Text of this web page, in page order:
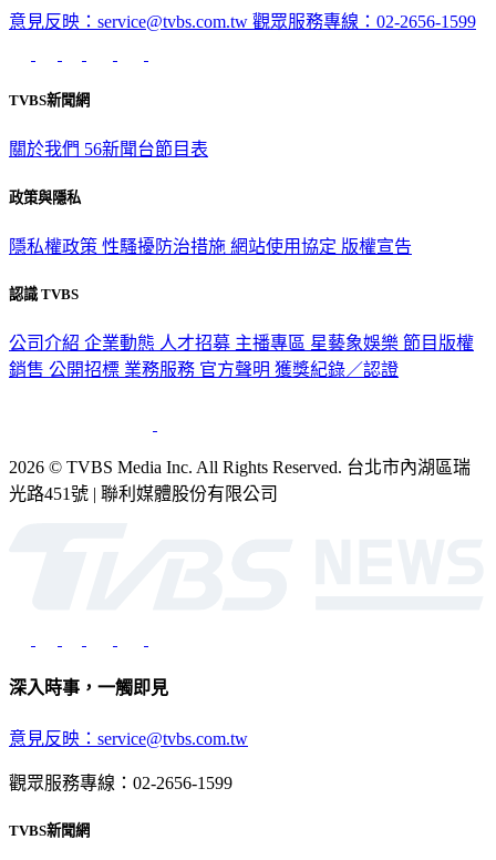
意見反映：service@tvbs.com.tw 觀眾服務專線：02-2656-1599
TVBS新聞網
關於我們 56新聞台節目表
政策與隱私
隱私權政策 性騷擾防治措施 網站使用協定 版權宣告
認識 TVBS
公司介紹 企業動態 人才招募 主播專區 星藝象娛樂 節目版權
銷售 公開招標 業務服務 官方聲明 獲獎紀錄／認證
2026 © TVBS Media Inc. All Rights Reserved. 台北市內湖區瑞
光路451號 | 聯利媒體股份有限公司
深入時事，一觸即見
意見反映：service@tvbs.com.tw
觀眾服務專線：02-2656-1599
TVBS新聞網